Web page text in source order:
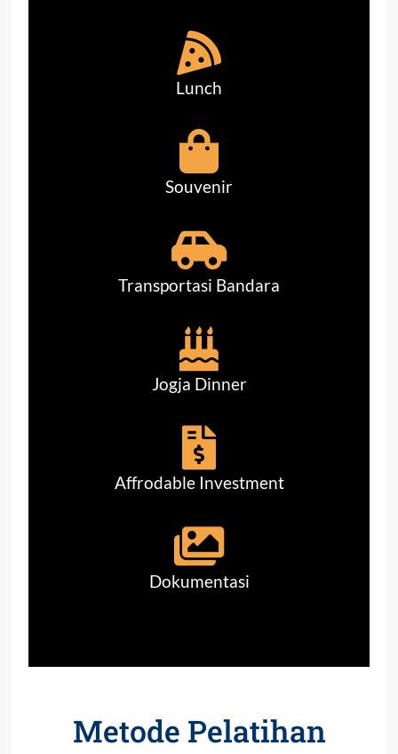
Lunch
Souvenir
Transportasi Bandara
Jogja Dinner
Affrodable Investment
Dokumentasi
Metode Pelatihan